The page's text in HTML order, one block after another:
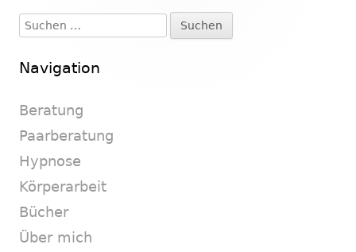
Seitenleiste
Suchen
nach:
Navigation
Beratung
Paarberatung
Hypnose
Körperarbeit
Bücher
Über mich